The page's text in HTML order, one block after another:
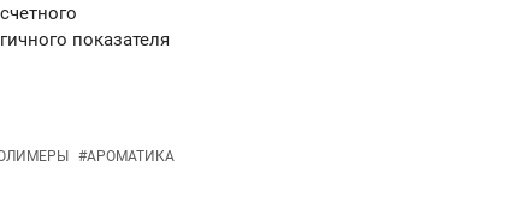
показателя
#АРОМАТИКА